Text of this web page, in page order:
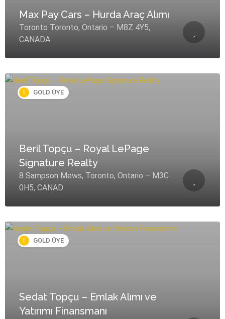
Max Pay Cars – Hurda Araç Alımı
Toronto Toronto, Ontario – M8Z 4Y5,
CANADA
GOLD ÜYE
Beril Topçu – Royal LePage
Signature Realty
8 Sampson Mews, Toronto, Ontario – M3C
0H5, CANAD
GOLD ÜYE
Sedat Topçu – Emlak Alımı ve
Yatırımı Finansmanı